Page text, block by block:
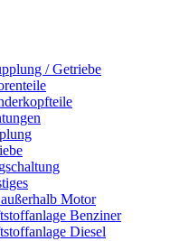
/ Getriebe
Motor
Benziner
Diesel